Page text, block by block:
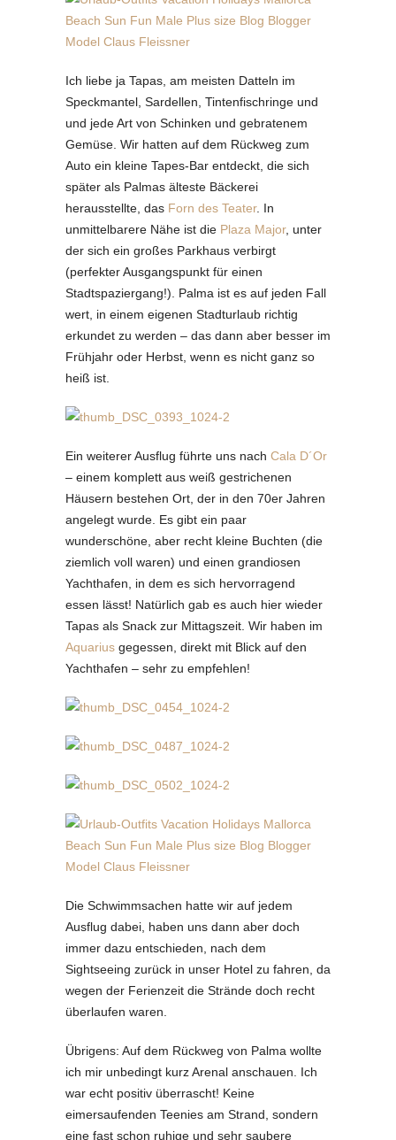
Ich liebe ja Tapas, am meisten Datteln im
Speckmantel, Sardellen, Tintenfischringe und
und jede Art von Schinken und gebratenem
Gemüse. Wir hatten auf dem Rückweg zum
Auto ein kleine Tapes-Bar entdeckt, die sich
später als Palmas älteste Bäckerei
herausstellte, das Forn des Teater. In
unmittelbarere Nähe ist die Plaza Major, unter
der sich ein großes Parkhaus verbirgt
(perfekter Ausgangspunkt für einen
Stadtspaziergang!). Palma ist es auf jeden Fall
wert, in einem eigenen Stadturlaub richtig
erkundet zu werden – das dann aber besser im
Frühjahr oder Herbst, wenn es nicht ganz so
heiß ist.
Ein weiterer Ausflug führte uns nach Cala D´Or
– einem komplett aus weiß gestrichenen
Häusern bestehen Ort, der in den 70er Jahren
angelegt wurde. Es gibt ein paar
wunderschöne, aber recht kleine Buchten (die
ziemlich voll waren) und einen grandiosen
Yachthafen, in dem es sich hervorragend
essen lässt! Natürlich gab es auch hier wieder
Tapas als Snack zur Mittagszeit. Wir haben im
Aquarius gegessen, direkt mit Blick auf den
Yachthafen – sehr zu empfehlen!
Die Schwimmsachen hatte wir auf jedem
Ausflug dabei, haben uns dann aber doch
immer dazu entschieden, nach dem
Sightseeing zurück in unser Hotel zu fahren, da
wegen der Ferienzeit die Strände doch recht
überlaufen waren.
Übrigens: Auf dem Rückweg von Palma wollte
ich mir unbedingt kurz Arenal anschauen. Ich
war echt positiv überrascht! Keine
eimersaufenden Teenies am Strand, sondern
eine fast schon ruhige und sehr saubere